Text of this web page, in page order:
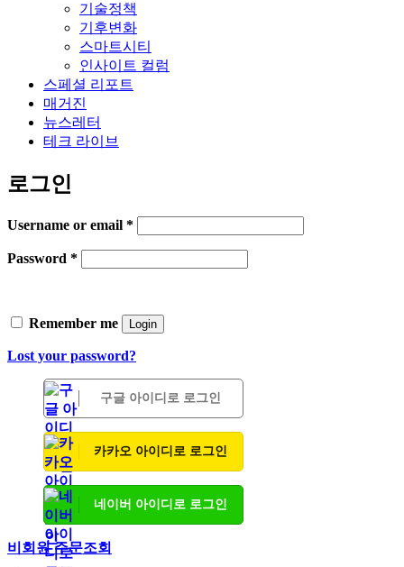
기술정책
기후변화
스마트시티
인사이트 컬럼
스페셜 리포트
매거진
뉴스레터
테크 라이브
로그인
Username or email *
Password *
Remember me Login
Lost your password?
구글 아이디로 로그인
카카오 아이디로 로그인
네이버 아이디로 로그인
비회원 주문조회